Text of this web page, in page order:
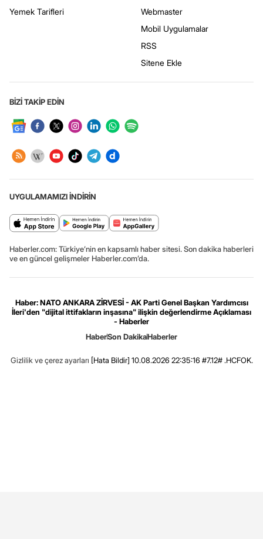
Yemek Tarifleri
Webmaster
Mobil Uygulamalar
RSS
Sitene Ekle
BİZİ TAKİP EDİN
UYGULAMAMIZI İNDİRİN
Haberler.com: Türkiye’nin en kapsamlı haber sitesi. Son dakika haberleri
ve en güncel gelişmeler Haberler.com’da.
Haber: NATO ANKARA ZİRVESİ - AK Parti Genel Başkan Yardımcısı
İleri'den "dijital ittifakların inşasına" ilişkin değerlendirme Açıklaması
- Haberler
HaberSon DakikaHaberler
Gizlilik ve çerez ayarları [Hata Bildir] 10.08.2026 22:35:16 #7.12# .HCFOK.